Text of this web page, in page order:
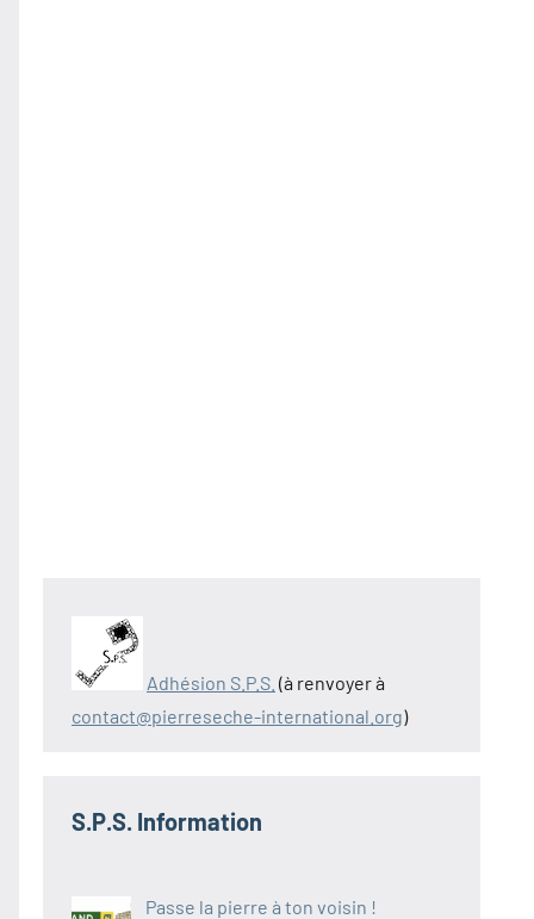
Adhésion S.P.S. (à renvoyer à
contact@pierreseche-international.org)
S.P.S. Information
Passe la pierre à ton voisin !